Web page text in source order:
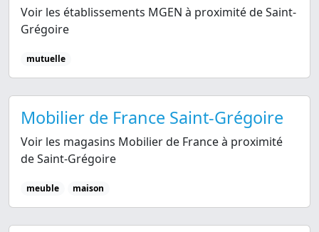
Voir les établissements MGEN à proximité de Saint-
Grégoire
mutuelle
Mobilier de France Saint-Grégoire
Voir les magasins Mobilier de France à proximité
de Saint-Grégoire
meuble maison